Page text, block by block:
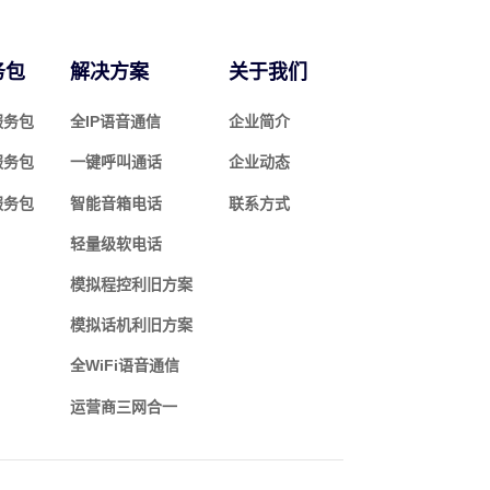
包
包
包
包
解决方案
全IP语音通信
一键呼叫通话
智能音箱电话
轻量级软电话
模拟程控利旧方案
模拟话机利旧方案
全WiFi语音通信
运营商三网合一
关于我们
企业简介
企业动态
联系方式